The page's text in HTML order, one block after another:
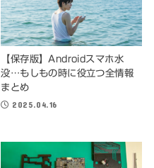
【保存版】Androidスマホ水
没…もしもの時に役立つ全情報
まとめ
2025.04.16